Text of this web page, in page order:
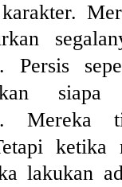
Persis
siapa
Mereka
ketika
lakukan